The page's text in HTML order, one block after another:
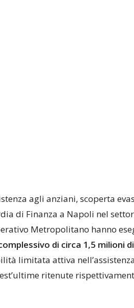
agli anziani, scoperta
di Finanza a Napoli nel
Metropolitano hanno
di circa 1,5 milioni
limitata attiva
ritenute